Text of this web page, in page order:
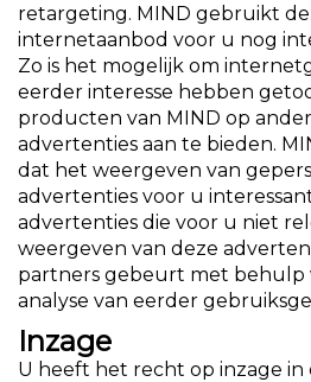
retargeting. MIND gebruikt
internetaanbod voor u nog
Zo is het mogelijk om
eerder interesse hebben
producten van MIND op
advertenties aan te bieden.
dat het weergeven van
advertenties voor u
advertenties die voor u niet
weergeven van deze
partners gebeurt met behulp
analyse van eerder
Inzage
U heeft het recht op inzage in